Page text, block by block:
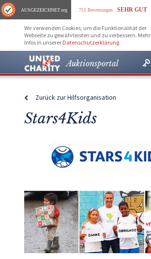
AUSGEZEICHNET.org 751 Bewertungen SEHR GUT
Wir verwenden Cookies, um die Funktionalität der
Webseite zu gewährleisten und zu verbessern. Mehr
Infos in unserer Datenschutzerklärung.
Auktionsportal
Zurück zur Hilfsorganisation
Stars4Kids